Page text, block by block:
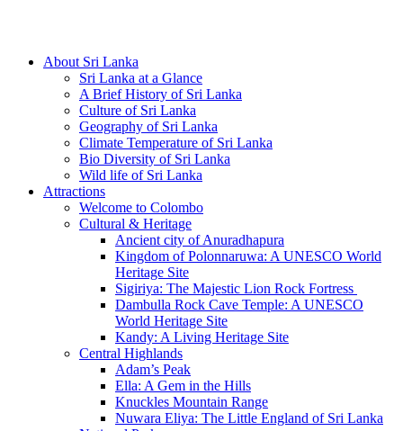
About Sri Lanka
Sri Lanka at a Glance
A Brief History of Sri Lanka
Culture of Sri Lanka
Geography of Sri Lanka
Climate Temperature of Sri Lanka
Bio Diversity of Sri Lanka
Wild life of Sri Lanka
Attractions
Welcome to Colombo
Cultural & Heritage
Ancient city of Anuradhapura
Kingdom of Polonnaruwa: A UNESCO World
Heritage Site
Sigiriya: The Majestic Lion Rock Fortress
Dambulla Rock Cave Temple: A UNESCO
World Heritage Site
Kandy: A Living Heritage Site
Central Highlands
Adam’s Peak
Ella: A Gem in the Hills
Knuckles Mountain Range
Nuwara Eliya: The Little England of Sri Lanka